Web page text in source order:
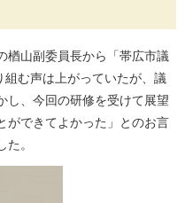
楢山副委員長から「帯広市議
む声は上がっていたが、議
し、今回の研修を受けて展望
ができてよかった」とのお言
。